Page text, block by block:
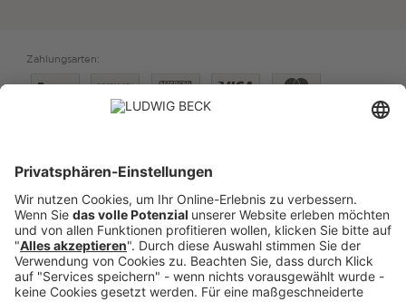
Zahlungsarten:
Versand:
PREISE FÜR: DEUTSCHLAND SCHWEIZ